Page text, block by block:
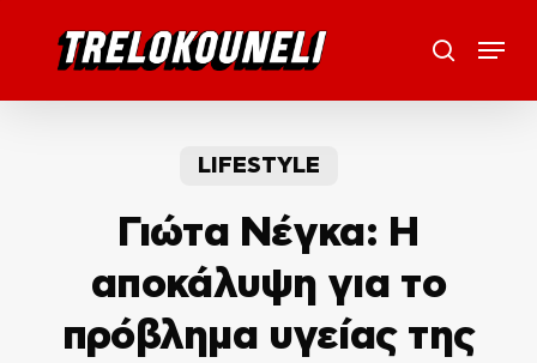
search
Menu
LIFESTYLE
Γιώτα Νέγκα: Η
αποκάλυψη για το
πρόβλημα υγείας της